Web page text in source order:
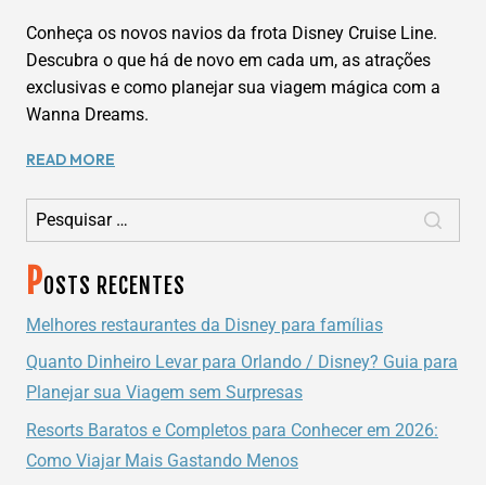
Conheça os novos navios da frota Disney Cruise Line.
Descubra o que há de novo em cada um, as atrações
exclusivas e como planejar sua viagem mágica com a
Wanna Dreams.
READ MORE
NOVOS
NAVIOS
FROTA
DA
DISNEY
LINE
COM
WANNA
DREAMS
Pesquisar por:
POSTS RECENTES
Melhores restaurantes da Disney para famílias
Quanto Dinheiro Levar para Orlando / Disney? Guia para
Planejar sua Viagem sem Surpresas
Resorts Baratos e Completos para Conhecer em 2026:
Como Viajar Mais Gastando Menos